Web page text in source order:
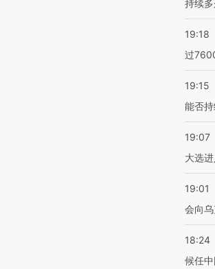
持续多
19:18
过
19:15
能否持
19:07
大选
19:01
会向
18:24
候任